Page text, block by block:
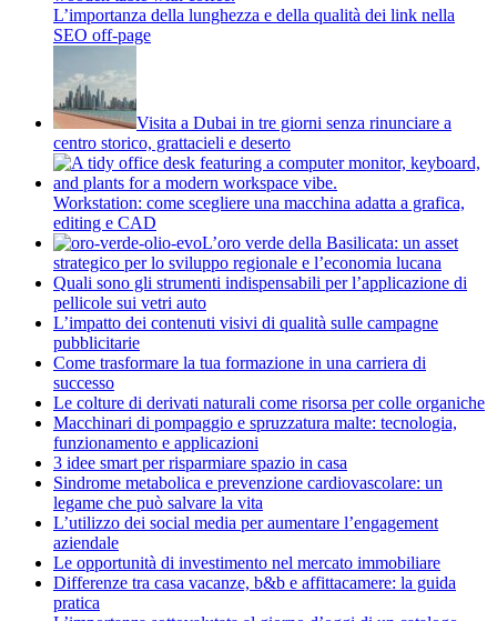
L’importanza della lunghezza e della qualità dei link nella
SEO off-page
Visita a Dubai in tre giorni senza rinunciare a
centro storico, grattacieli e deserto
Workstation: come scegliere una macchina adatta a grafica,
editing e CAD
L’oro verde della Basilicata: un asset
strategico per lo sviluppo regionale e l’economia lucana
Quali sono gli strumenti indispensabili per l’applicazione di
pellicole sui vetri auto
L’impatto dei contenuti visivi di qualità sulle campagne
pubblicitarie
Come trasformare la tua formazione in una carriera di
successo
Le colture di derivati naturali come risorsa per colle organiche
Macchinari di pompaggio e spruzzatura malte: tecnologia,
funzionamento e applicazioni
3 idee smart per risparmiare spazio in casa
Sindrome metabolica e prevenzione cardiovascolare: un
legame che può salvare la vita
L’utilizzo dei social media per aumentare l’engagement
aziendale
Le opportunità di investimento nel mercato immobiliare
Differenze tra casa vacanze, b&b e affittacamere: la guida
pratica